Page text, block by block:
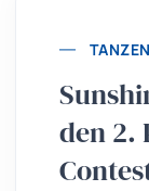
TANZEN
den 2.